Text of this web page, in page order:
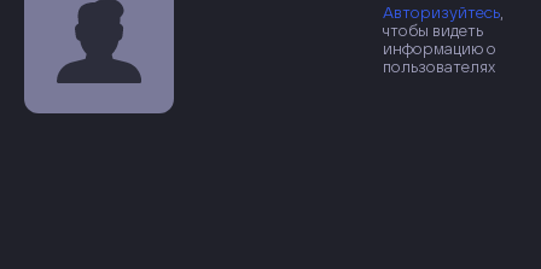
Авторизуйтесь
чтобы видеть
информацию о
пользователях